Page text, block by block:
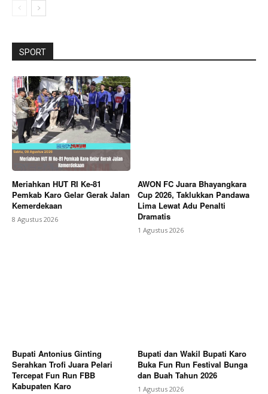
SPORT
Meriahkan HUT RI Ke-81
Pemkab Karo Gelar Gerak Jalan
Kemerdekaan
8 Agustus 2026
AWON FC Juara Bhayangkara
Cup 2026, Taklukkan Pandawa
Lima Lewat Adu Penalti
Dramatis
1 Agustus 2026
Bupati Antonius Ginting
Serahkan Trofi Juara Pelari
Tercepat Fun Run FBB
Kabupaten Karo
Bupati dan Wakil Bupati Karo
Buka Fun Run Festival Bunga
dan Buah Tahun 2026
1 Agustus 2026